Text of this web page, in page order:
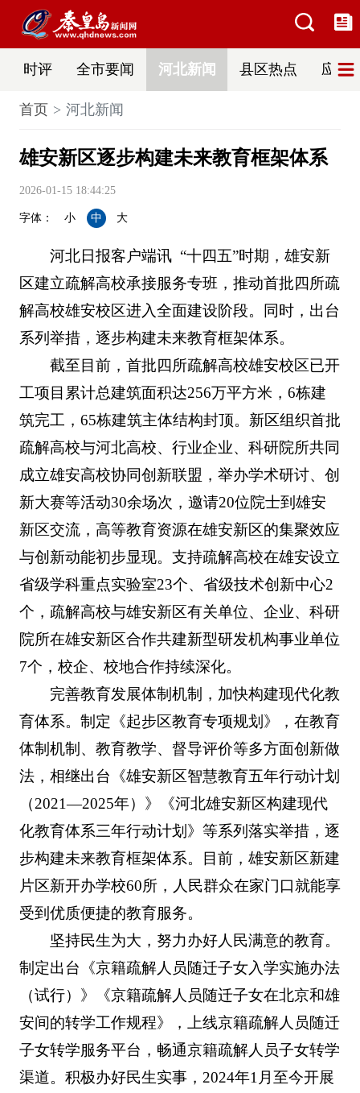
时评 全市要闻 河北新闻 县区热点 应急
首页 河北新闻
雄安新区逐步构建未来教育框架体系
2026-01-15 18:44:25
字体： 小 中 大
河北日报客户端讯 “十四五”时期，雄安新
区建立疏解高校承接服务专班，推动首批四所疏
解高校雄安校区进入全面建设阶段。同时，出台
系列举措，逐步构建未来教育框架体系。
截至目前，首批四所疏解高校雄安校区已开
工项目累计总建筑面积达256万平方米，6栋建
筑完工，65栋建筑主体结构封顶。新区组织首批
疏解高校与河北高校、行业企业、科研院所共同
成立雄安高校协同创新联盟，举办学术研讨、创
新大赛等活动30余场次，邀请20位院士到雄安
新区交流，高等教育资源在雄安新区的集聚效应
与创新动能初步显现。支持疏解高校在雄安设立
省级学科重点实验室23个、省级技术创新中心2
个，疏解高校与雄安新区有关单位、企业、科研
院所在雄安新区合作共建新型研发机构事业单位
7个，校企、校地合作持续深化。
完善教育发展体制机制，加快构建现代化教
育体系。制定《起步区教育专项规划》，在教育
体制机制、教育教学、督导评价等多方面创新做
法，相继出台《雄安新区智慧教育五年行动计划
（2021—2025年）》《河北雄安新区构建现代
化教育体系三年行动计划》等系列落实举措，逐
步构建未来教育框架体系。目前，雄安新区新建
片区新开办学校60所，人民群众在家门口就能享
受到优质便捷的教育服务。
坚持民生为大，努力办好人民满意的教育。
制定出台《京籍疏解人员随迁子女入学实施办法
（试行）》《京籍疏解人员随迁子女在北京和雄
安间的转学工作规程》，上线京籍疏解人员随迁
子女转学服务平台，畅通京籍疏解人员子女转学
渠道。积极办好民生实事，2024年1月至今开展